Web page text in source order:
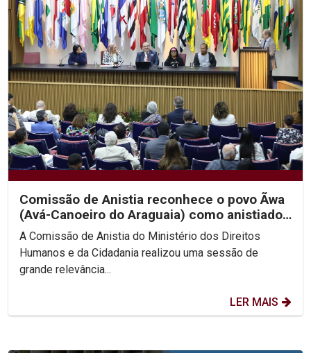
Comissão de Anistia reconhece o povo Ãwa
(Avá-Canoeiro do Araguaia) como anistiado
político coletivo
A Comissão de Anistia do Ministério dos Direitos
Humanos e da Cidadania realizou uma sessão de
grande relevância...
LER MAIS